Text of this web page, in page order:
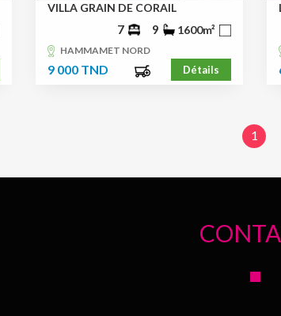
VILLA GRAIN DE CORAIL
7 9 1600m²
HAMMAMET NORD
9 000 TND Détails
1